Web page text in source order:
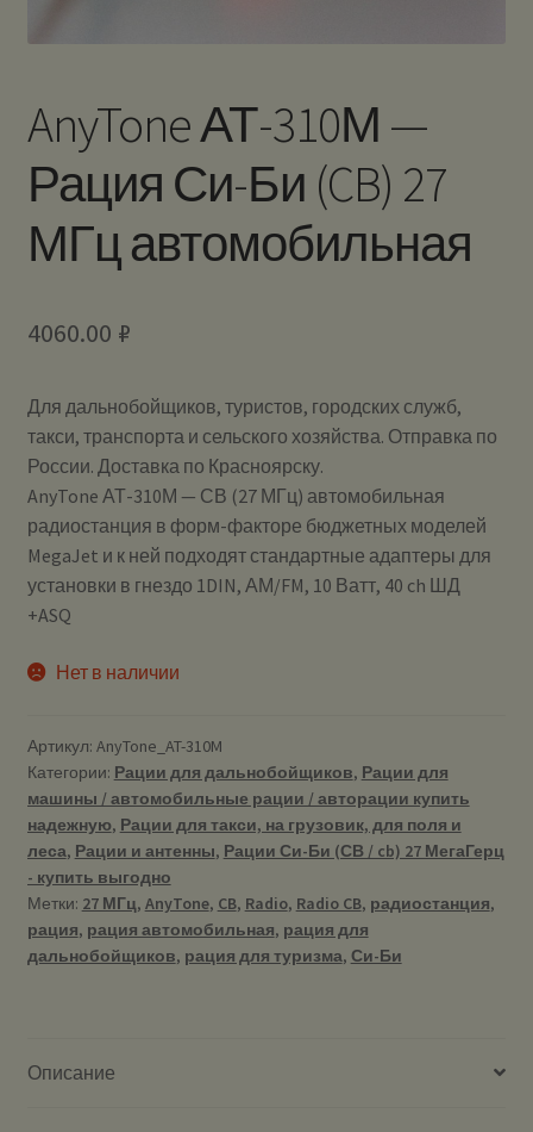
AnyTone АТ-310М —
Рация Си-Би (CB) 27
МГц автомобильная
4060.00 ₽
Для дальнобойщиков, туристов, городских служб,
такси, транспорта и сельского хозяйства. Отправка по
России. Доставка по Красноярску.
AnyTone АТ-310М — СВ (27 МГц) автомобильная
радиостанция в форм-факторе бюджетных моделей
MegaJet и к ней подходят стандартные адаптеры для
установки в гнездо 1DIN, АМ/FM, 10 Ватт, 40 ch ШД
+ASQ
Нет в наличии
Артикул: AnyTone_AT-310M
Категории: Рации для дальнобойщиков, Рации для
машины / автомобильные рации / авторации купить
надежную, Рации для такси, на грузовик, для поля и
леса, Рации и антенны, Рации Си-Би (СВ / cb) 27 МегаГерц
- купить выгодно
Метки: 27 МГц, AnyTone, CB, Radio, Radio CB, радиостанция,
рация, рация автомобильная, рация для
дальнобойщиков, рация для туризма, Си-Би
Описание